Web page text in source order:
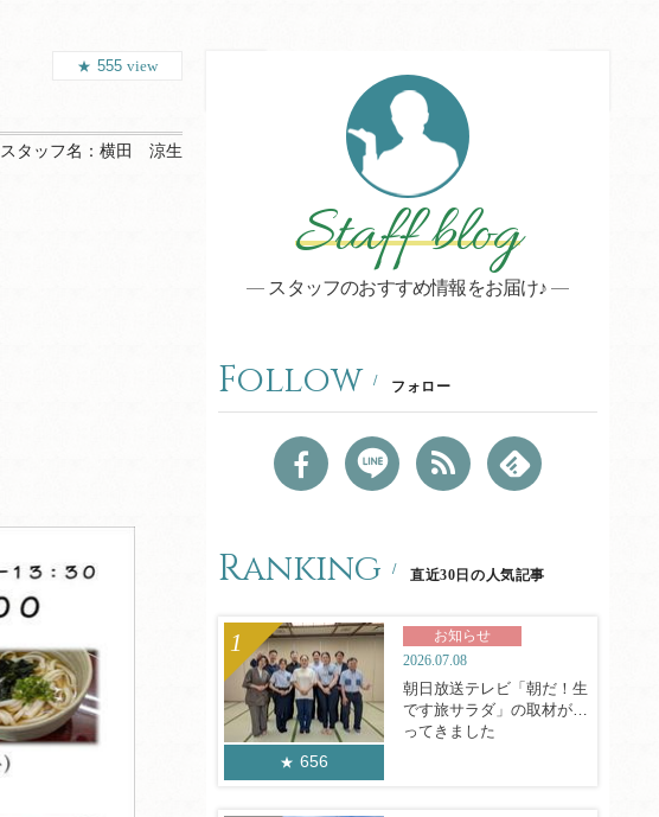
555 view
スタッフ名： 横田 涼生
Staff blog
スタッフのおすすめ情報をお届け♪
Follow フォロー
Ranking 直近30日の人気記事
656
お知らせ
2026.07.08
朝日放送テレビ「朝だ！生
です旅サラダ」の取材がや
ってきました